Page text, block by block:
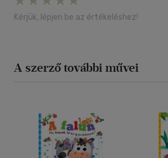
Kérjük, lépjen be az értékeléshez!
A szerző további művei